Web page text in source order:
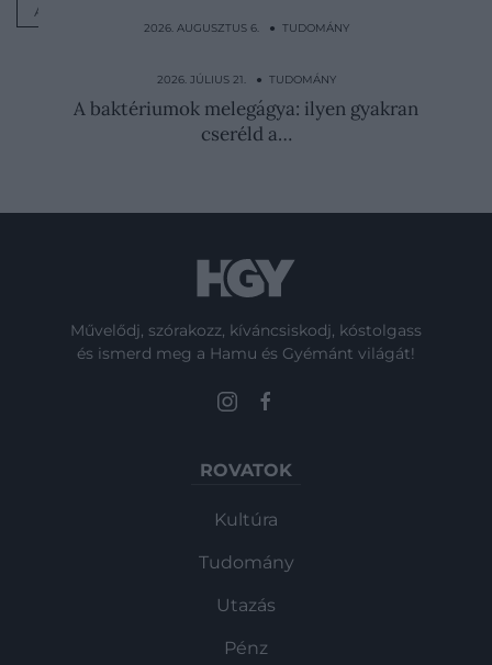
ÁLLATTARTÁS
2026. AUGUSZTUS 6. ● TUDOMÁNY
rettegnek tőle
2026. JÚLIUS 21. ● TUDOMÁNY
A baktériumok melegágya: ilyen gyakran
cseréld a…
Művelődj, szórakozz, kíváncsiskodj, kóstolgass
és ismerd meg a Hamu és Gyémánt világát!
ROVATOK
Kultúra
Tudomány
Utazás
Pénz